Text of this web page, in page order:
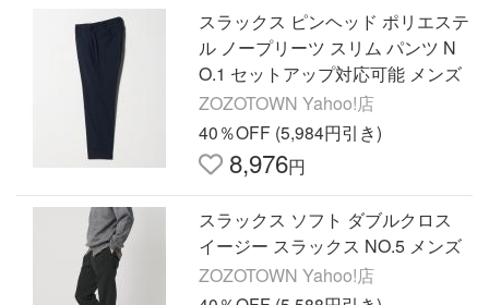
スラックス ピンヘッド ポリエステ
ル ノープリーツ スリム パンツ N
O.1 セットアップ対応可能 メンズ
ZOZOTOWN Yahoo!店
40％OFF (5,984円引き)
8,976円
スラックス ソフト ダブルクロス
イージー スラックス NO.5 メンズ
ZOZOTOWN Yahoo!店